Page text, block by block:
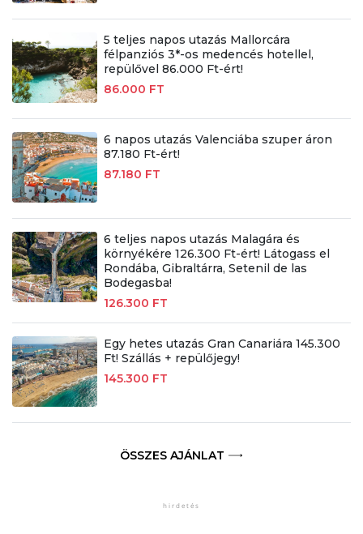
5 teljes napos utazás Mallorcára
félpanziós 3*-os medencés hotellel,
repülővel 86.000 Ft-ért!
86.000 FT
6 napos utazás Valenciába szuper áron
87.180 Ft-ért!
87.180 FT
6 teljes napos utazás Malagára és
környékére 126.300 Ft-ért! Látogass el
Rondába, Gibraltárra, Setenil de las
Bodegasba!
126.300 FT
Egy hetes utazás Gran Canariára 145.300
Ft! Szállás + repülőjegy!
145.300 FT
ÖSSZES AJÁNLAT